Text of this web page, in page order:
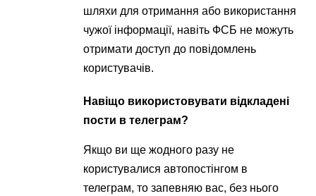
шляхи для отримання або використання
чужої інформації, навіть ФСБ не можуть
отримати доступ до повідомлень
користувачів.
Навіщо використовувати відкладені
пости в телеграм?
Якщо ви ще жодного разу не
користувалися автопостінгом в
телеграм, то запевняю вас, без нього